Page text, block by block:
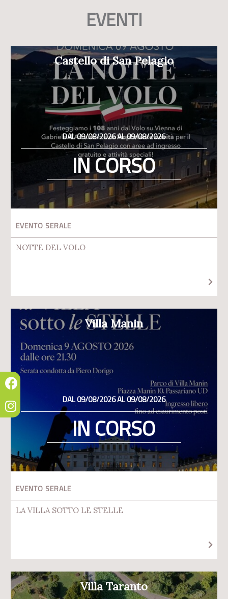
EVENTI
Castello di San Pelagio
DAL 09/08/2026 AL 09/08/2026
IN CORSO
EVENTO SERALE
NOTTE DEL VOLO
Villa Manin
DAL 09/08/2026 AL 09/08/2026
IN CORSO
EVENTO SERALE
LA VILLA SOTTO LE STELLE
Villa Taranto